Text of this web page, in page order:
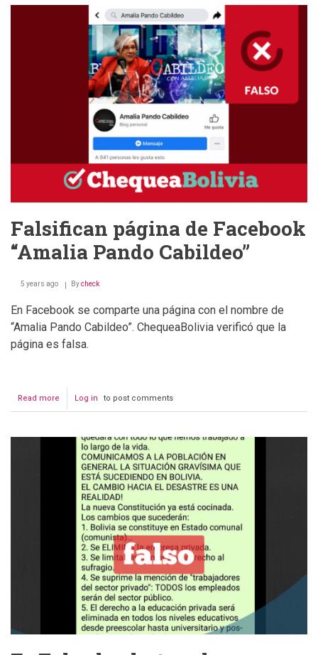
Amalia
Pando
esté
promocionando
el
“remedio”
para
la
publicidad
pagada
Falsifican página de Facebook
“Amalia Pando Cabildeo”
5 years ago Bycheck
En Facebook se comparte una página con el nombre de
“Amalia Pando Cabildeo”. ChequeaBolivia verificó que la
página es falsa.
Read more about
Falsifican
Facebook
“Amalia
Pando
Cabildeo”
Log in to post comments